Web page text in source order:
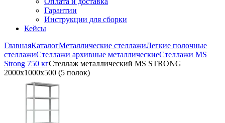
Гарантии
Инструкции для сборки
Кейсы
ГлавнаяКаталогМеталлические стеллажиЛегкие полочные
стеллажиСтеллажи архивные металлическиеСтеллажи MS
Strong 750 кгСтеллаж металлический MS STRONG
2000x1000x500 (5 полок)